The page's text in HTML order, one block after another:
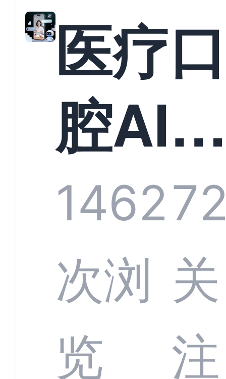
教育机
构实现
规模化
增长与
数字化
医疗口
腔AI
服系统
全渠道
数据对
1462
次浏
览
关
注